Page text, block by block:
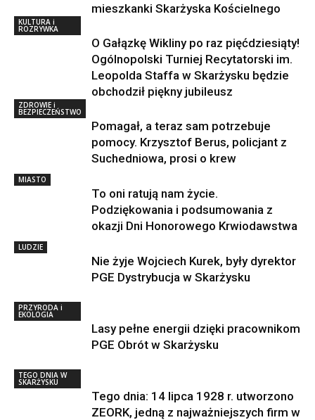
mieszkanki Skarżyska Kościelnego
KULTURA i
ROZRYWKA
O Gałązkę Wikliny po raz pięćdziesiąty!
Ogólnopolski Turniej Recytatorski im.
Leopolda Staffa w Skarżysku będzie
obchodził piękny jubileusz
ZDROWIE i
BEZPIECZEŃSTWO
Pomagał, a teraz sam potrzebuje
pomocy. Krzysztof Berus, policjant z
Suchedniowa, prosi o krew
MIASTO
To oni ratują nam życie.
Podziękowania i podsumowania z
okazji Dni Honorowego Krwiodawstwa
LUDZIE
Nie żyje Wojciech Kurek, były dyrektor
PGE Dystrybucja w Skarżysku
PRZYRODA i
EKOLOGIA
Lasy pełne energii dzięki pracownikom
PGE Obrót w Skarżysku
TEGO DNIA W
SKARŻYSKU
Tego dnia: 14 lipca 1928 r. utworzono
ZEORK, jedną z najważniejszych firm w